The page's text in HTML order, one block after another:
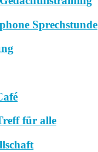
Sprechstunde
für alle